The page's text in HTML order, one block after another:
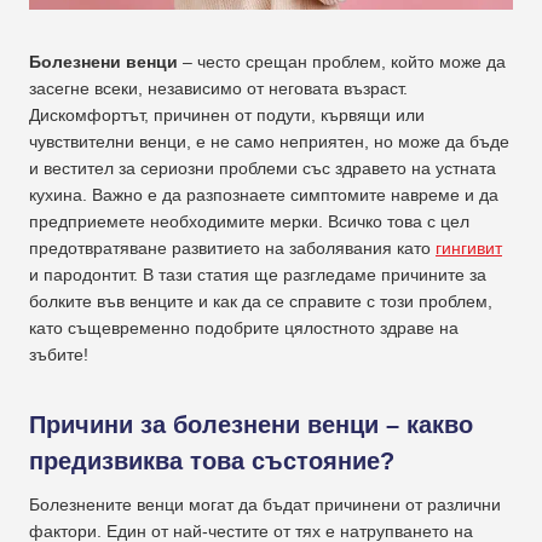
Болезнени венци – често срещан проблем, който може да
засегне всеки, независимо от неговата възраст.
Дискомфортът, причинен от подути, кървящи или
чувствителни венци, е не само неприятен, но може да бъде
и вестител за сериозни проблеми със здравето на устната
кухина. Важно е да разпознаете симптомите навреме и да
предприемете необходимите мерки. Всичко това с цел
предотвратяване развитието на заболявания като гингивит
и пародонтит. В тази статия ще разгледаме причините за
болките във венците и как да се справите с този проблем,
като същевременно подобрите цялостното здраве на
зъбите!
Причини за болезнени венци – какво
предизвиква това състояние?
Болезнените венци могат да бъдат причинени от различни
фактори. Един от най-честите от тях е натрупването на